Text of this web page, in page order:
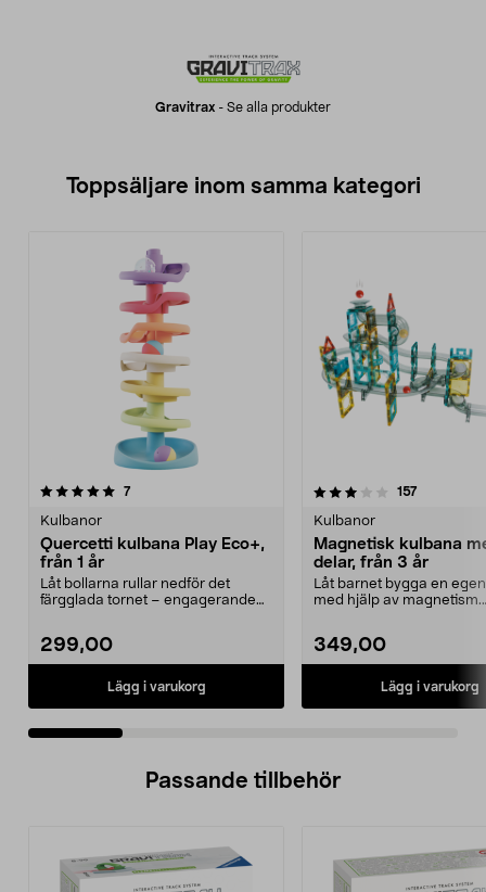
Gravitrax - Se alla produkter
Toppsäljare inom samma kategori
7recensioner
Kulbanor
Quercetti kulbana Play Eco+,
från 1 år
Låt bollarna rullar nedför det
färgglada tornet – engagerande
299,00
Lägg i varukorg
3.5 av 5 stjärnor 157
Kulbanor
Magnetisk kulbana
delar, från 3 år
Låt barnet bygga en
med hjälp av magnetism.
349,00
Lägg i varukorg
4.5 av 5 stjärnor
Passande tillbehör